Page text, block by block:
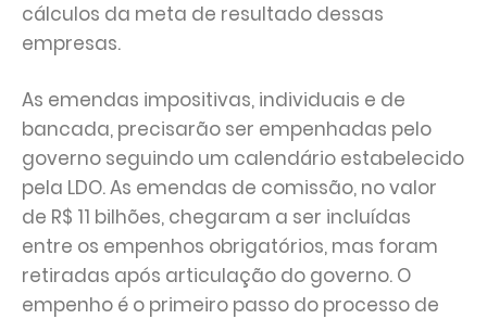
cálculos da meta de resultado dessas
empresas.
As emendas impositivas, individuais e de
bancada, precisarão ser empenhadas pelo
governo seguindo um calendário estabelecido
pela LDO. As emendas de comissão, no valor
de R$ 11 bilhões, chegaram a ser incluídas
entre os empenhos obrigatórios, mas foram
retiradas após articulação do governo. O
empenho é o primeiro passo do processo de